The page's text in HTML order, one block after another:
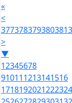
«
<
377378379380381
>
▼
12345678
910111213141516
1718192021222324